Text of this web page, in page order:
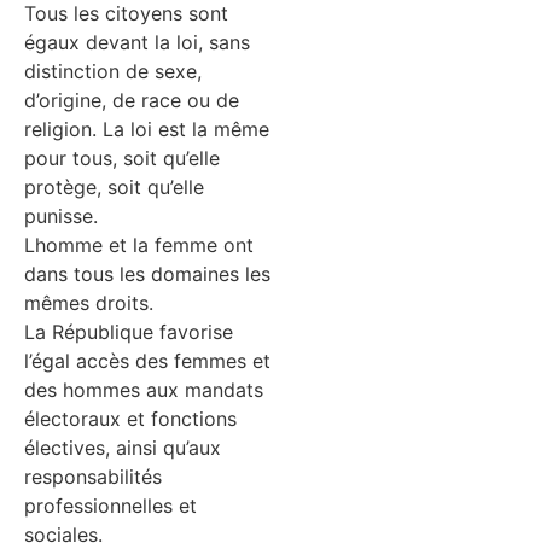
Tous les citoyens sont
égaux devant la loi, sans
distinction de sexe,
d’origine, de race ou de
religion. La loi est la même
pour tous, soit qu’elle
protège, soit qu’elle
punisse.
Lhomme et la femme ont
dans tous les domaines les
mêmes droits.
La République favorise
l’égal accès des femmes et
des hommes aux mandats
électoraux et fonctions
électives, ainsi qu’aux
responsabilités
professionnelles et
sociales.